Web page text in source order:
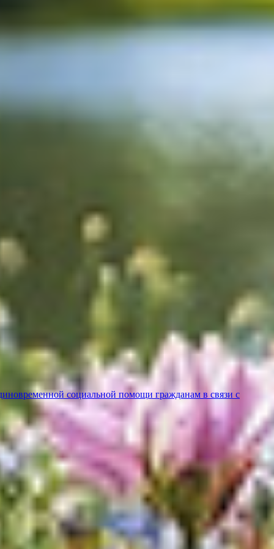
социальной помощи гражданам в связи с